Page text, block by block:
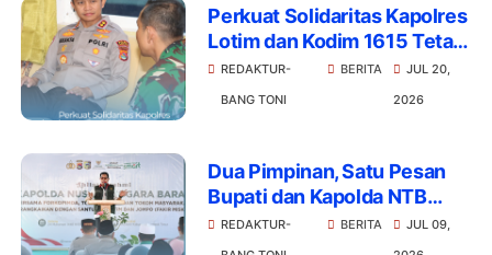
Perkuat Solidaritas Kapolres
Lotim dan Kodim 1615 Tetap
Kompak Jaga Kantibmas
REDAKTUR-
BANG TONI
BERITA
JUL 20,
2026
Dua Pimpinan, Satu Pesan
Bupati dan Kapolda NTB
Kompak Santuni Yatim-
Lansia di Lotim
REDAKTUR-
BERITA
JUL 09,